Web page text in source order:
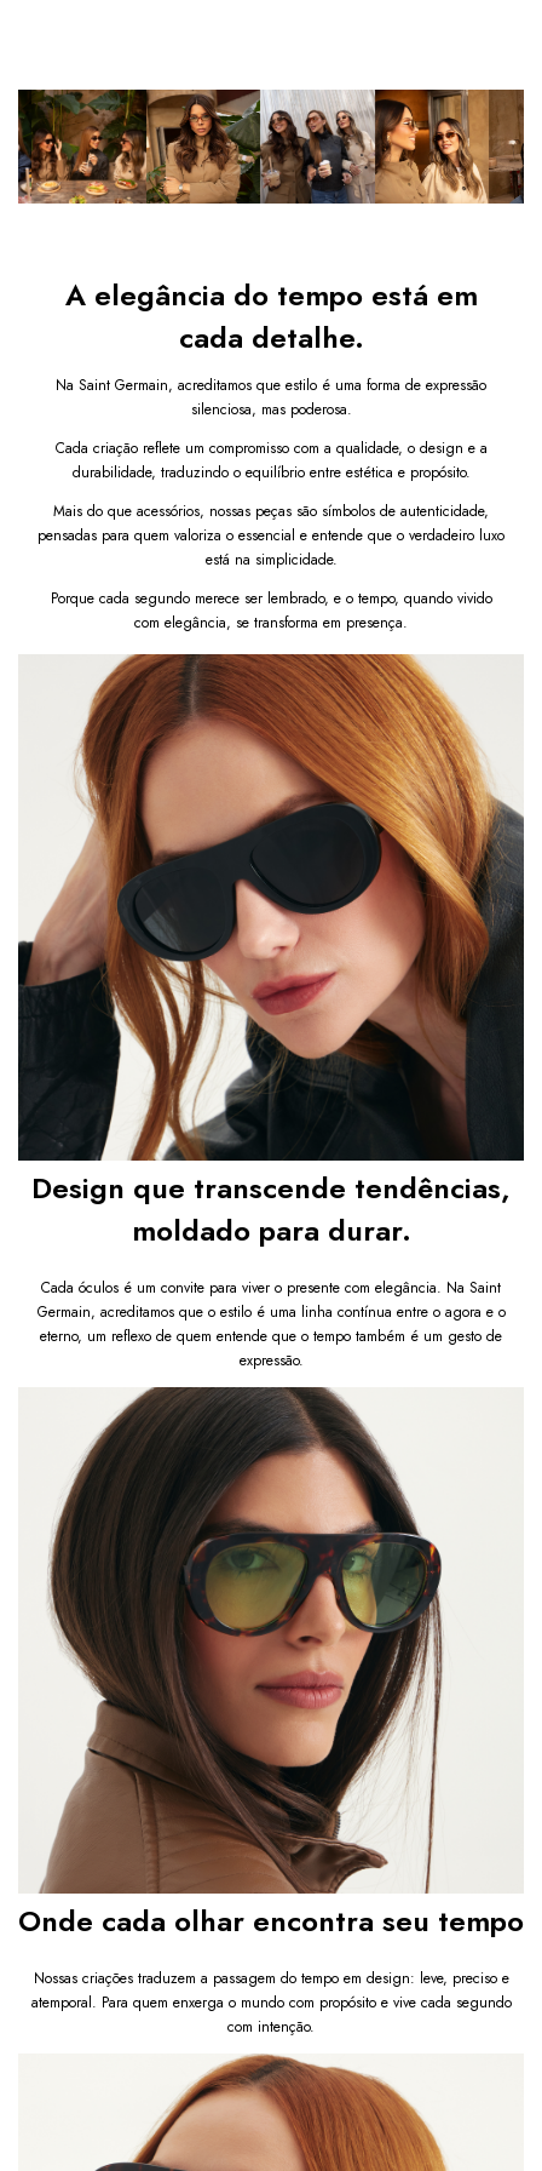
Diferenciais do produto:
Proteção UV400 contra raios solares nocivos
Estilo retrô aviador com design exclusivo
Armação leve e confortável para uso prolongado
Por que comprar este Óculos de Sol Aviador Basel
Tortoise com Lente Marrom?
O Óculos de Sol Aviador Basel Tortoise com Lente
marcante. Suas lentes marrons oferecem proteção e
conforto, enquanto a armação tortoise traz sofisticação e
para quem busca um acessório versátil que se adapta a
diferentes ocasiões.
Garanta já o seu Óculos de Sol Aviador Basel
Tortoise com Lente Marrom e transforme seu visual
com estilo, conforto e proteção em qualquer
momento. Após a confirmação de compra, a nota
fiscal será enviada em até um dia útil em seu e-mail.
A elegância do tempo está em
cada detalhe.
Na Saint Germain, acreditamos que estilo é uma forma de expressão
silenciosa, mas poderosa.
Cada criação reflete um compromisso com a qualidade, o design e a
durabilidade, traduzindo o equilíbrio entre estética e propósito.
Mais do que acessórios, nossas peças são símbolos de autenticidade,
pensadas para quem valoriza o essencial e entende que o verdadeiro luxo
está na simplicidade.
Porque cada segundo merece ser lembrado, e o tempo, quando vivido
com elegância, se transforma em presença.
Design que transcende tendências,
moldado para durar.
Cada óculos é um convite para viver o presente com elegância. Na Saint
Germain, acreditamos que o estilo é uma linha contínua entre o agora e o
eterno, um reflexo de quem entende que o tempo também é um gesto de
expressão.
Onde cada olhar encontra seu tempo
Nossas criações traduzem a passagem do tempo em design: leve, preciso e
atemporal. Para quem enxerga o mundo com propósito e vive cada segundo
com intenção.